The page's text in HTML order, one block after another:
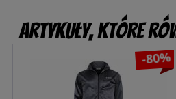
Artykuły, które
-80%